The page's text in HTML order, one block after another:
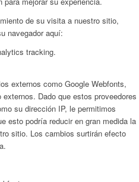
de su visita a nuestro sitio,
navegador aquí:
tracking.
externos como Google Webfonts,
Dado que estos proveedores
su dirección IP, le permitimos
esto podría reducir en gran medida la
sitio. Los cambios surtirán efecto